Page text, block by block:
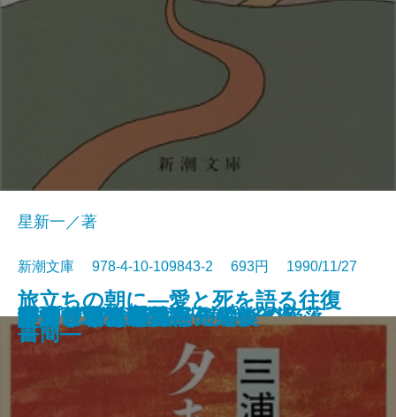
コンスタンティノープルの陥落
池波正太郎の銀座日記［全］
河童が覗いたインド
春燈
秀吉と武吉 目を上げれば海
李香蘭 私の半生
秘伝の声〔上〕
秘伝の声〔下〕
姥うかれ
ありふれた手法
星新一／著
新潮文庫 978-4-10-109843-2 693円 1990/11/27
夕あり朝あり
ランゲルハンス島の午後
方舟さくら丸
旅立ちの朝に―愛と死を語る往復
書簡―
本所しぐれ町物語
かくれさと苦界行
フィツジェラルド短編集
カンヴァスの柩
リプレイ
酔いどれ次郎八